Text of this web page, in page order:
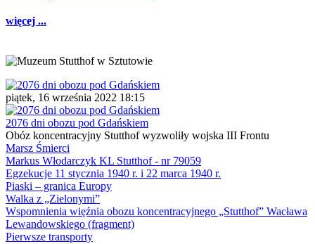
więcej ...
piątek, 16 września 2022 18:15
2076 dni obozu pod Gdańskiem
Obóz koncentracyjny Stutthof wyzwoliły wojska III Frontu
Marsz Śmierci
Markus Włodarczyk KL Stutthof - nr 79059
Egzekucje 11 stycznia 1940 r. i 22 marca 1940 r.
Piaski – granica Europy
Walka z „Zielonymi”
Wspomnienia więźnia obozu koncentracyjnego „Stutthof” Wacława
Lewandowskiego (fragment)
Pierwsze transporty